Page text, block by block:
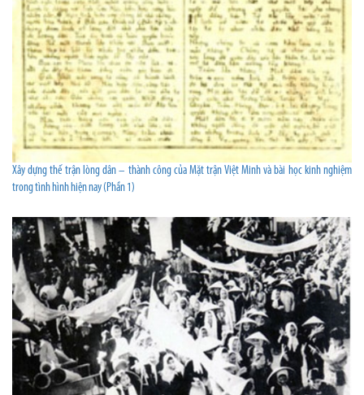
Xây dựng thế trận lòng dân – thành công của Mặt trận Việt Minh và bài học kinh nghiệm
trong tình hình hiện nay (Phần 1)